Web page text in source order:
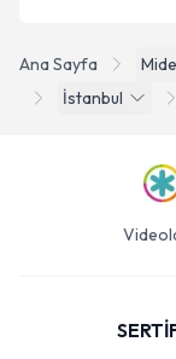
Ana Sayfa
İstanbul